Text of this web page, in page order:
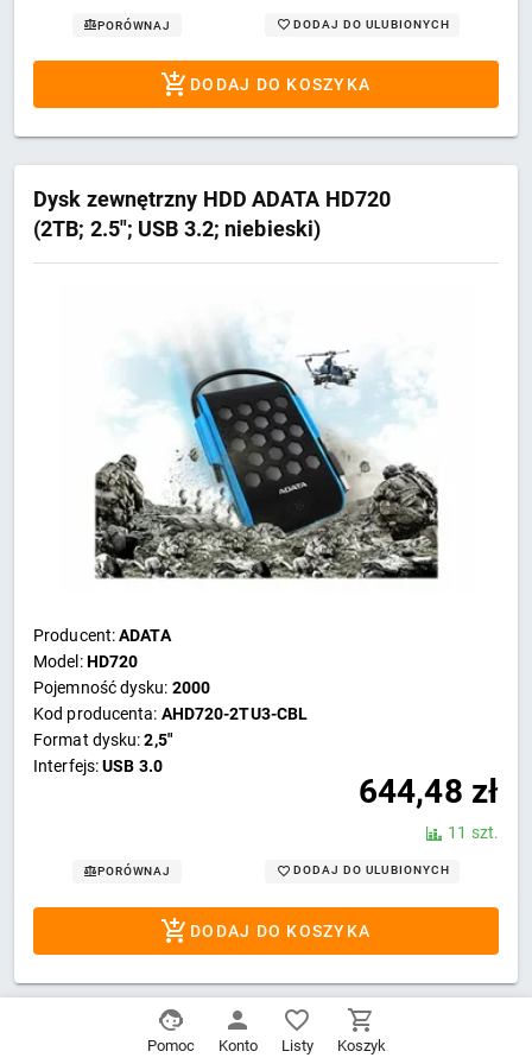
PORÓWNAJ DODAJ DO ULUBIONYCH
DODAJ DO KOSZYKA
Dysk zewnętrzny HDD ADATA HD720
(2TB; 2.5"; USB 3.2; niebieski)
Producent:ADATA
Model:HD720
Pojemność dysku: 2000
Kod producenta: AHD720-2TU3-CBL
Format dysku:2,5"
Interfejs:USB 3.0
644,48 zł
11 szt.
PORÓWNAJ DODAJ DO ULUBIONYCH
DODAJ DO KOSZYKA
DashDrive HV300 1TB 2.5 USB3.1
Pomoc Konto Listy Koszyk